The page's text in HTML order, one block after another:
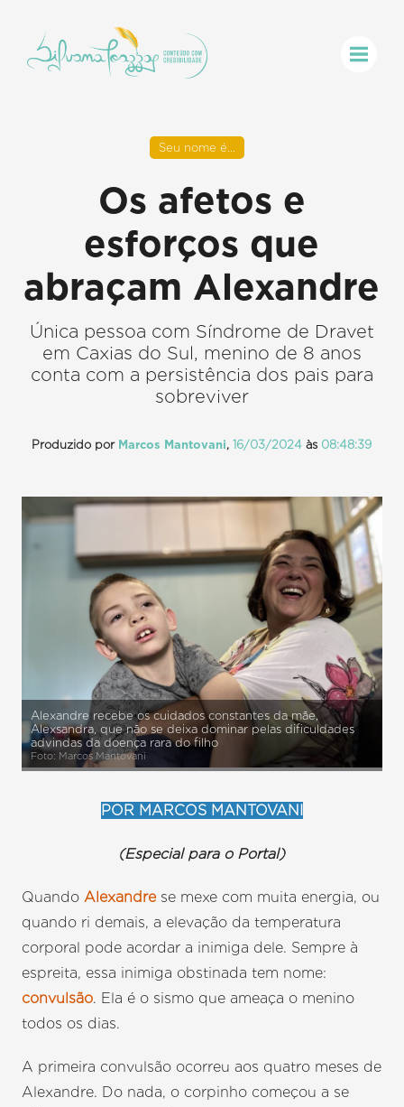
Seu nome é...
Os afetos e
esforços que
abraçam Alexandre
Única pessoa com Síndrome de Dravet
em Caxias do Sul, menino de 8 anos
conta com a persistência dos pais para
sobreviver
Produzido por Marcos Mantovani,16/03/2024 às 08:48:39
Alexandre recebe os cuidados constantes da mãe,
Alexsandra, que não se deixa dominar pelas dificuldades
advindas da doença rara do filho
Foto: Marcos Mantovani
POR MARCOS MANTOVANI
(Especial para o Portal)
Quando Alexandrese mexe com muita energia, ou
quando ri demais, a elevação da temperatura
corporal pode acordar a inimiga dele. Sempre à
espreita, essa inimiga obstinada tem nome:
convulsão. Ela é o sismo que ameaça o menino
todos os dias.
A primeira convulsão ocorreu aos quatro meses de
Alexandre. Do nada, o corpinho começou a se